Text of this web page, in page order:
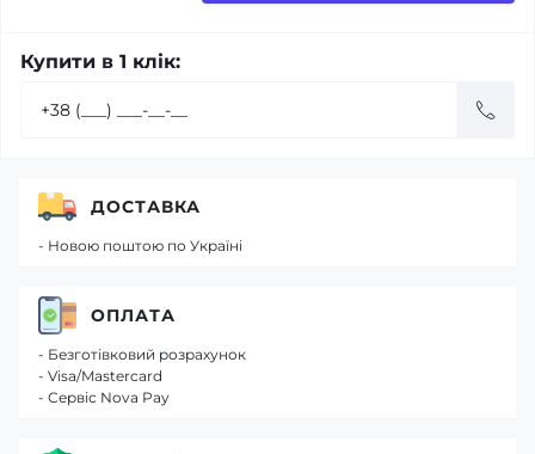
Купити в 1 клік:
ДОСТАВКА
- Новою поштою по Україні
ОПЛАТА
- Безготівковий розрахунок
- Visa/Mastercard
- Сервіс Nova Pay